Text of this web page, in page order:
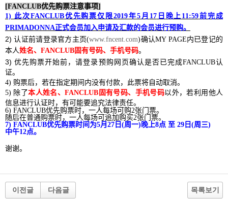
[FANCLUB优先购票注意事项]
1) 此次FANCLUB优先购票仅限2019年5月 17日 晚上 11:59前完成
PRIMADONNA正式会员加入申请及汇款的会员进行预购。
2)认证前请登录官方主 页(www.fncent.com)确认MY PAGE内已登记的
本人姓名、 FANCLUB 固有号码、手机号码。
3)优先购票开始前，请登录预购网页确认是否已完成FANCLUB认
证。
4) 购票后， 若在指定期 间内没有付款， 此票将 自 动取消。
5) 除了本人姓名、FANCLUB 固有号码、手机号码以外，若利用他人
信息进行认证时， 有可能要追究法律责任。
6) FANCLUB优先购票时，一人每场可购2张门票。
随后在普通购票时，一人每场可追加购买2张门票。
7) FANCLUB优先购票时间为5月 27 日 (周一) 晚上8点 至 29 日 (周三)
中午12点。
谢谢。
이전글 다음글 목록보기